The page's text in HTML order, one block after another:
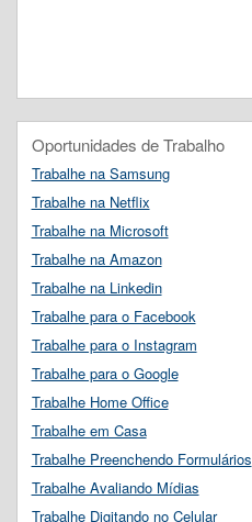
Oportunidades de Trabalho
Trabalhe na Samsung
Trabalhe na Netflix
Trabalhe na Microsoft
Trabalhe na Amazon
Trabalhe na Linkedin
Trabalhe para o Facebook
Trabalhe para o Instagram
Trabalhe para o Google
Trabalhe Home Office
Trabalhe em Casa
Trabalhe Preenchendo Formulários
Trabalhe Avaliando Mídias
Trabalhe Digitando no Celular